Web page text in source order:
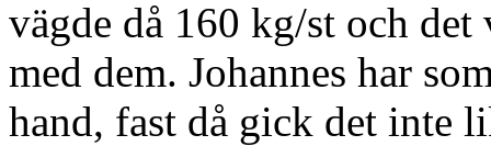
vägde då 160 kg/st och
med dem. Johannes har
hand, fast då gick det inte